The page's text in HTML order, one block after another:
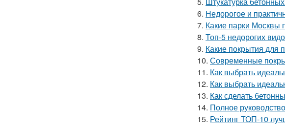
6. Недорогое и
7. Какие парки Москвы
8. Топ-5 недорогих
9. Какие покрытия для
10. Современные
11. Как выбрать
12. Как выбрать
13. Как сделать
14. Полное
15. Рейтинг ТОП-10